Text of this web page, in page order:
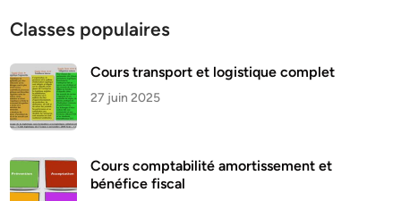
Classes populaires
Cours transport et logistique complet
27 juin 2025
Cours comptabilité amortissement et
bénéfice fiscal